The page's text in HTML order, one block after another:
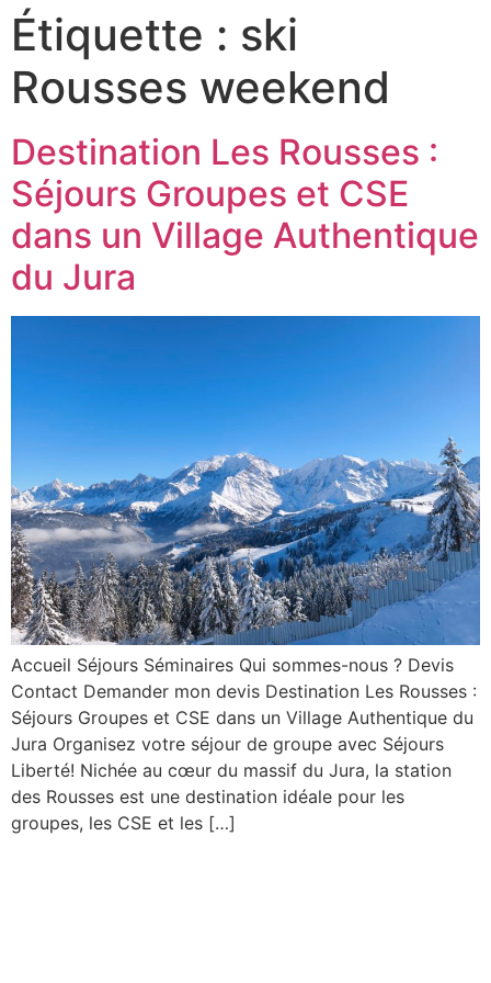
Étiquette : ski
Rousses weekend
Destination Les Rousses :
Séjours Groupes et CSE
dans un Village Authentique
du Jura
Accueil Séjours Séminaires Qui sommes-nous ? Devis
Contact Demander mon devis Destination Les Rousses :
Séjours Groupes et CSE dans un Village Authentique du
Jura Organisez votre séjour de groupe avec Séjours
Liberté! Nichée au cœur du massif du Jura, la station
des Rousses est une destination idéale pour les
groupes, les CSE et les […]